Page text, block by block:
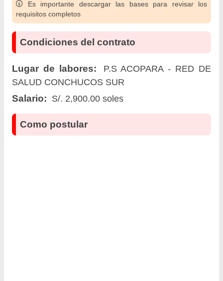
Es importante descargar las bases para revisar los
requisitos completos
Condiciones del contrato
Lugar de labores:
P.S ACOPARA - RED DE
SALUD CONCHUCOS SUR
Salario: S/. 2,900.00 soles
Como postular